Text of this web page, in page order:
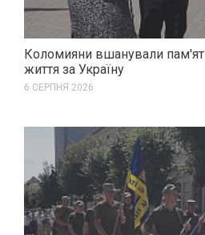
Коломияни вшанували
життя за Україну
6 СЕРПНЯ 2026